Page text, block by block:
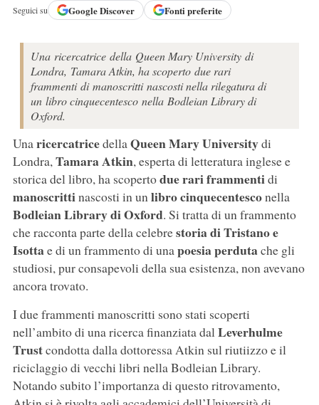
Seguici su GoogleDiscover Fonti preferite
Una ricercatrice della Queen Mary University di
Londra, Tamara Atkin, ha scoperto due rari
frammenti di manoscritti nascosti nella rilegatura di
un libro cinquecentesco nella Bodleian Library di
Oxford.
UnaricercatricedellaQueen Mary Universitydi
Londra,Tamara Atkin, esperta di letteratura inglese e
storica del libro, ha scopertodue rari frammentidi
manoscrittinascosti in unlibro cinquecentesconella
Bodleian Library di Oxford. Si tratta di un frammento
che racconta parte della celebrestoria di Tristano e
Isottae di un frammento di unapoesia perdutache gli
studiosi, pur consapevoli della sua esistenza, non avevano
ancora trovato.
I due frammenti manoscritti sono stati scoperti
nell’ambito di una ricerca finanziata dalLeverhulme
Trustcondotta dalla dottoressa Atkin sul riutiizzo e il
riciclaggio di vecchi libri nella Bodleian Library.
Notando subito l’importanza di questo ritrovamento,